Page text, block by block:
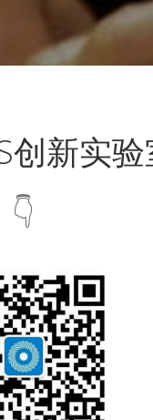
创新实
👇